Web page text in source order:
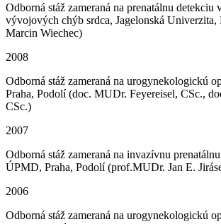
Odborná stáž zameraná na prenatálnu detekciu
vývojových chýb srdca, Jagelonská
Marcin Wiechec)
2008
Odborná stáž zameraná na urogynekologickú
Praha, Podolí (doc. MUDr. Feyereisel, CSc.,
CSc.)
2007
Odborná stáž zameraná na invazívnu
ÚPMD, Praha, Podolí (prof.MUDr. Jan E.
2006
Odborná stáž zameraná na urogynekologickú